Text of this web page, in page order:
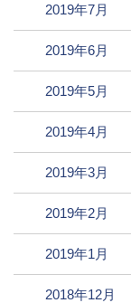
2019年7月
2019年6月
2019年5月
2019年4月
2019年3月
2019年2月
2019年1月
2018年12月